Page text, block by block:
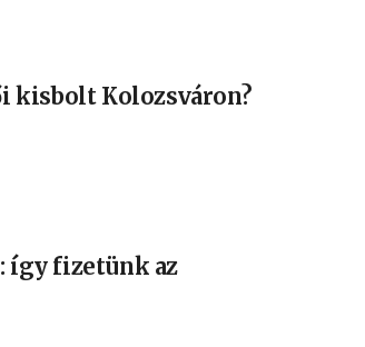
kisbolt Kolozsváron?
így fizetünk az